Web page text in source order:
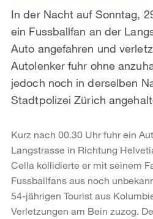
In der Nacht auf Sonntag,
ein Fussballfan an der
Auto angefahren und
Autolenker fuhr ohne
jedoch noch in derselben
Stadtpolizei Zürich
Kurz nach 00.30 Uhr fuhr ein
Langstrasse in Richtung
Cella kollidierte er mit seinem
Fussballfans aus noch
54-jährigen Tourist aus
Verletzungen am Bein zuzog.